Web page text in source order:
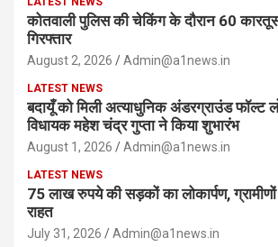
कोतवाली पुलिस की चेकिंग के दौरान 60
गिरफ्तार
August 2, 2026 Admin@a1news.in
LATEST NEWS
बदायूँ को मिली अत्याधुनिक अंडरग्राउंड फॉल्ट
विधायक महेश चंद्र गुप्ता ने किया शुभारंभ
August 1, 2026 Admin@a1news.in
LATEST NEWS
75 लाख रुपये की सड़कों का लोकार्पण, ग्रामीणों
राहत
July 31, 2026 Admin@a1news.in